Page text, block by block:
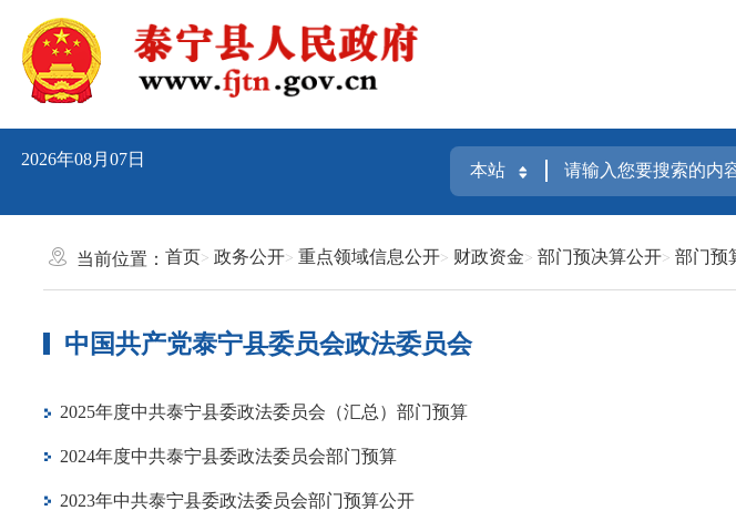
2026年08月07日
当前位置：首页 政务公开 重点领域信息公开 财政资金 部门预决算公开 部门预
中国共产党泰宁县委员会政法委员会
2025年度中共泰宁县委政法委员会（汇总）部门预算
2024年度中共泰宁县委政法委员会部门预算
2023年中共泰宁县委政法委员会部门预算公开